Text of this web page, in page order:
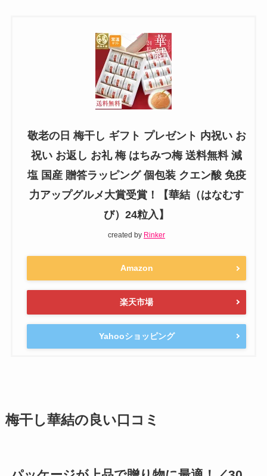
敬老の日 梅干し ギフト プレゼント 内祝い お
祝い お返し お礼 梅 はちみつ梅 送料無料 減
塩 国産 贈答ラッピング 個包装 クエン酸 免疫
力アップグルメ大賞受賞！【華結（はなむす
び）24粒入】
created by Rinker
Amazon
楽天市場
Yahooショッピング
梅干し華結の良い口コミ